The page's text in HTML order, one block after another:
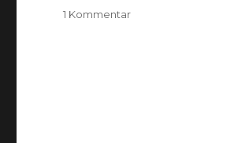
1 Kommentarzu